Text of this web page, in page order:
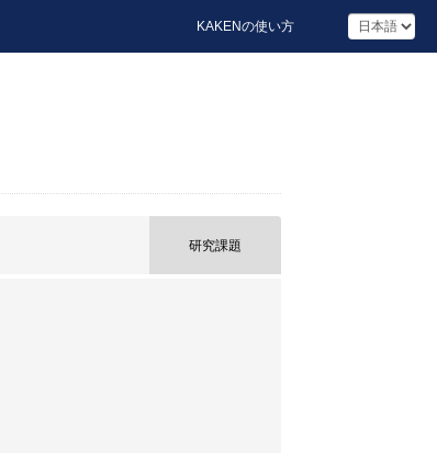
KAKENの使い方
研究課題